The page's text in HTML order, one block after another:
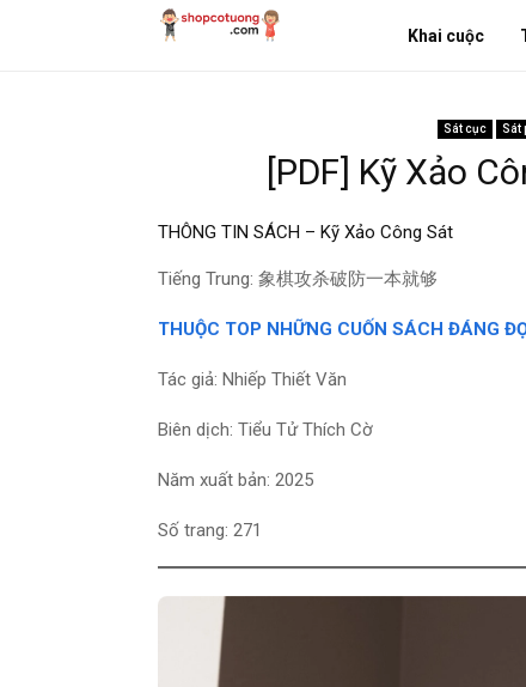
Khai cuộc
Sát cục Sát
[PDF] Kỹ Xảo
THÔNG TIN SÁCH – Kỹ Xảo Công Sát
Tiếng Trung: 象棋攻杀破防一本就够
THUỘC TOP NHỮNG CUỐN SÁCH ĐÁNG
Tác giả: Nhiếp Thiết Văn
Biên dịch: Tiểu Tử Thích Cờ
Năm xuất bản: 2025
Số trang: 271